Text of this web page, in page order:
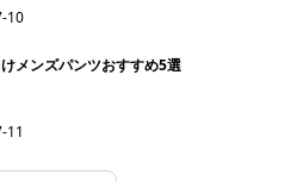
10
メンズパンツおすすめ5選
11